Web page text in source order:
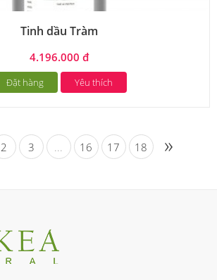
Tinh dầu Tràm
4.196.000 đ
Đặt hàng Yêu thích
2 3 ... 16 17 18 »